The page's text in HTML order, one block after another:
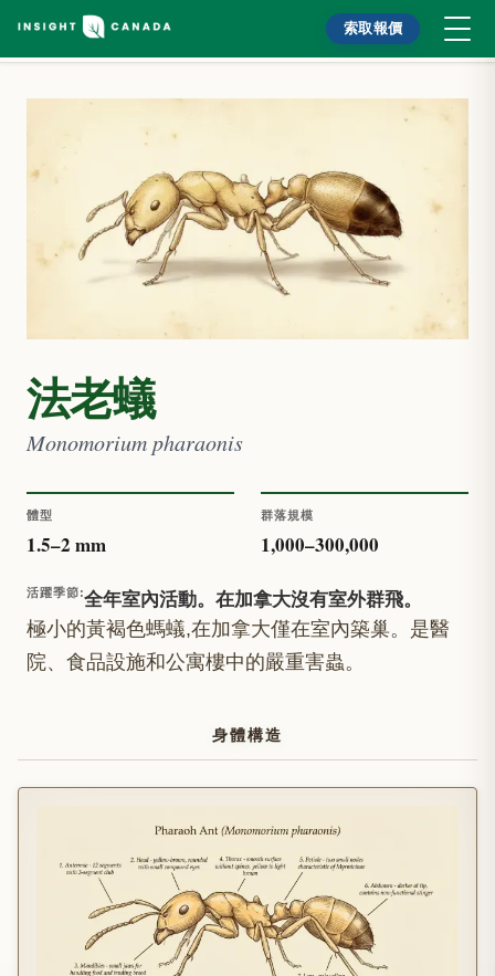
索取報價
法老蟻
Monomorium pharaonis
體型
1.5–2 mm
群落規模
1,000–300,000
活躍季節:全年室內活動。在加拿大沒有室外群飛。
極小的黃褐色螞蟻,在加拿大僅在室內築巢。是醫
院、食品設施和公寓樓中的嚴重害蟲。
身體構造